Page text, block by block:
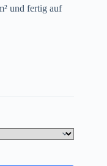
und fertig auf